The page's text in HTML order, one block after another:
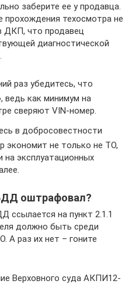
заберите ее у продавца.
прохождения техосмотра не
ДКП, что продавец
диагностической
раз убедитесь, что
ведь как минимум на
сверяют VIN-номер.
в добросовестности
экономит не только не ТО,
на эксплуатационных
оштрафовал?
ссылается на пункт 2.1.1
должно быть среди
А раз их нет – гоните
Верховного суда АКПИ12-